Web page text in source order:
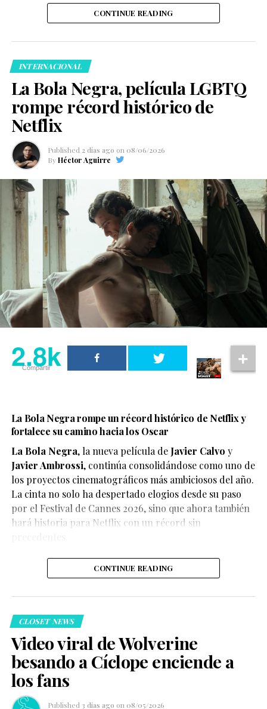
Según el medio estadounidense, Marvel Studios realizó
para interpretar al líder de los mutantes en el esperado
reinicio de la franquicia.
Hasta el momento, Marvel Studios no ha confirmado
oficialmente el casting, por lo que la información
debe considerarse un reporte y no un anuncio
CONTINUE READING
INTERNACIONAL
La Bola Negra, película LGBTQ
rompe récord histórico de
Netflix
Published 2 días ago on 08/06/2026
By Héctor Aguirre
2.8k
Compartir
La Bola Negra rompe un récord histórico de Netflix y
fortalece su camino hacia los Oscar
La Bola Negra, la nueva película de Javier Calvo y
Javier Ambrossi, continúa consolidándose como uno de
los proyectos cinematográficos más ambiciosos del año.
La cinta no solo ha despertado elogios desde su paso
por el Festival de Cannes 2026, sino que ahora también
hará historia para Netflix con un récord sin
CONTINUE READING
CLOSET NEWS
Video viral de Wolverine
besando a Cíclope enciende a
los fans
Published 3 días ago on 08/05/2026